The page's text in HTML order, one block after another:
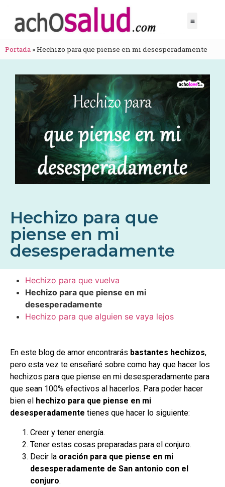
Portada »Hechizo para que piense en mi desesperadamente
Hechizo para que
piense en mi
desesperadamente
Hechizo para que vuelva
Hechizo para que piense en mi
desesperadamente
Hechizo para que alguien se vaya lejos
En este blog de amor encontrarás bastantes hechizos,
pero esta vez te enseñaré sobre como hay que hacer los
hechizos para que piense en mi desesperadamente para
que sean 100% efectivos al hacerlos. Para poder hacer
bien el hechizo para que piense en mi
desesperadamente tienes que hacer lo siguiente:
Creer y tener energía.
Tener estas cosas preparadas para el conjuro.
Decir la oración para que piense en mi
desesperadamente de San antonio con el
conjuro.